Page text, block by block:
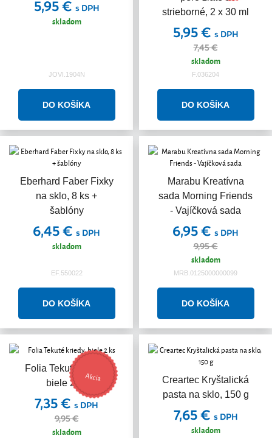
5,95 € s DPH
skladom
JOVI.1904N
strieborné, 2 x 30 ml
5,95 € s DPH
7,45 €
skladom
F.036204
Eberhard Faber Fixky
na sklo, 8 ks +
šablóny
6,45 € s DPH
skladom
EF.550022
Marabu Kreatívna
sada Morning Friends
- Vajíčková sada
6,95 € s DPH
9,95 €
skladom
MRB.0125000000099
Folia Tekuté kriedy,
biele 2 ks
Akcia
7,35 € s DPH
9,95 €
skladom
Creartec Kryštalická
pasta na sklo, 150 g
7,65 € s DPH
skladom